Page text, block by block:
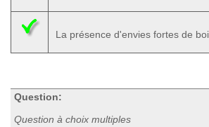
La présence d'envies fortes de
Question:
Question à choix multiples